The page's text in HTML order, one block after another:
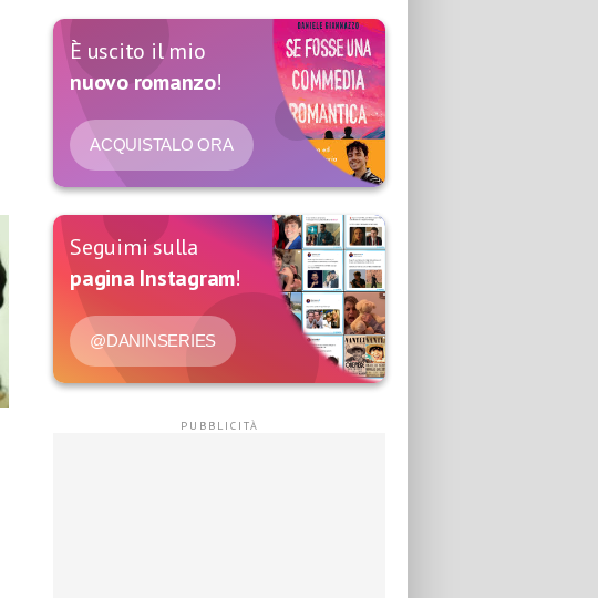
È uscito il mio
nuovo romanzo!
ACQUISTALO ORA
Seguimi sulla
pagina Instagram!
@DANINSERIES